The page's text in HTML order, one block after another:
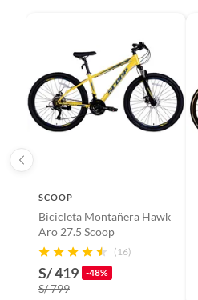
Garantía del proveedor
Grupo de edad
Alto
Ancho
SCOOP
Bicicleta Montañera Hawk
Aro 27.5 Scoop
(16)
S/ 419 -48%
S/ 799